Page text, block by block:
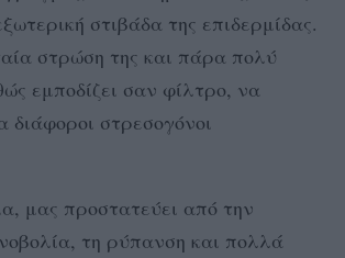
στιβάδα της επιδερμίδας.
στρώση της και πάρα πολύ
εμποδίζει σαν φίλτρο, να
στρεσογόνοι
μας προστατεύει από την
τη ρύπανση και πολλά